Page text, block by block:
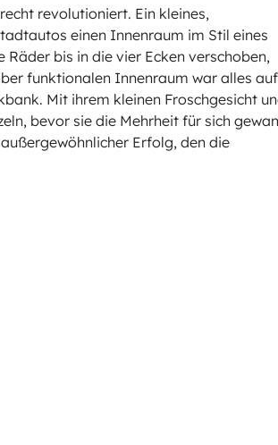
revolutioniert. Ein kleines,
einen Innenraum im Stil eines
bis in die vier Ecken verschoben,
funktionalen Innenraum war alles auf
Mit ihrem kleinen Froschgesicht
bevor sie die Mehrheit für sich
Erfolg, den die